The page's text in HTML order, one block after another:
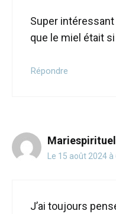
Super
que le miel était
Répondre
Le 15 août 2024
J’ai toujours